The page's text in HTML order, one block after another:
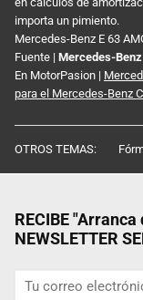
importa un pimiento.
Mercedes-Benz E 63
Fuente | Mercedes-Benz
En MotorPasion |
para el Mercedes-Benz
OTROS TEMAS:
RECIBE
NEWSLETTER